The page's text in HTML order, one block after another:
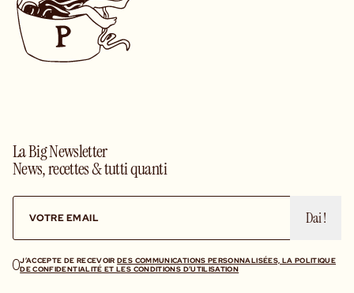
La Big Newsletter
News, recettes & tutti quanti
Dai !
J’ACCEPTE DE RECEVOIRDES COMMUNICATIONS PERSONNALISÉES, LA POLITIQUE
DE CONFIDENTIALITÉ ET LES CONDITIONS D’UTILISATION